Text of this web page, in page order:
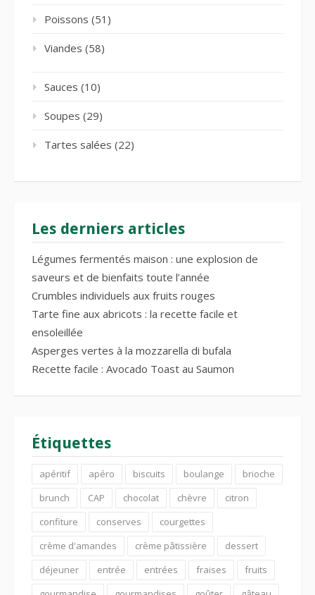
Poissons (51)
Viandes (58)
Sauces (10)
Soupes (29)
Tartes salées (22)
Les derniers articles
Légumes fermentés maison : une explosion de
saveurs et de bienfaits toute l’année
Crumbles individuels aux fruits rouges
Tarte fine aux abricots : la recette facile et
ensoleillée
Asperges vertes à la mozzarella di bufala
Recette facile : Avocado Toast au Saumon
Étiquettes
apéritif apéro biscuits boulange
brioche
brunch
CAP chocolat chèvre
citron
confiture
conserves
courgettes
crème d'amandes
crème pâtissière
dessert
déjeuner
entrée entrées fraises
fruits